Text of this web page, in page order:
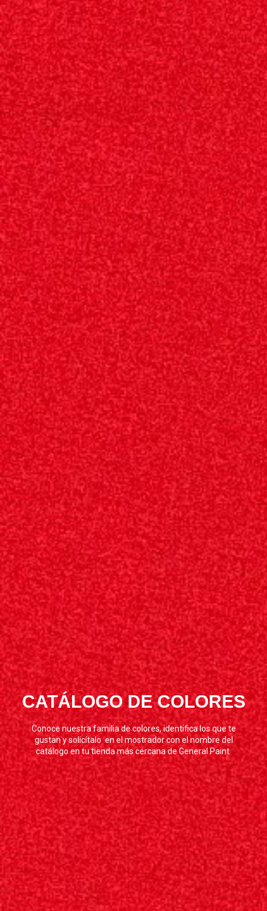
CATÁLOGO DE COLORES
Conoce nuestra familia de colores, identifica los que te
gustan y solicítalo en el mostrador con el nombre del
catálogo en tu tienda más cercana de General Paint